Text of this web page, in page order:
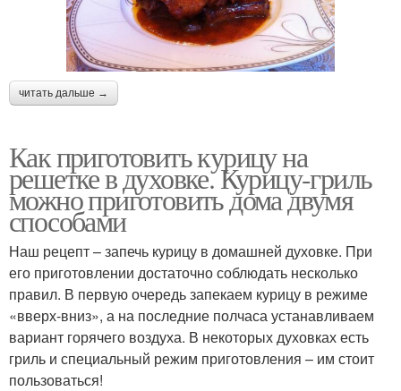
читать дальше →
Как приготовить курицу на
решетке в духовке. Курицу-гриль
можно приготовить дома двумя
способами
Наш рецепт – запечь курицу в домашней духовке. При
его приготовлении достаточно соблюдать несколько
правил. В первую очередь запекаем курицу в режиме
«вверх-вниз», а на последние полчаса устанавливаем
вариант горячего воздуха. В некоторых духовках есть
гриль и специальный режим приготовления – им стоит
пользоваться!